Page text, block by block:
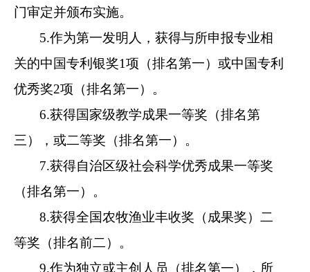
门审定并颁布实施。
5.作为第一发明人，获得与所申报专业相
关的中国专利银奖1项（排名第一）或中国专利
优秀奖2项（排名第一）。
6.获得国家级教学成果一等奖（排名第
三），或二等奖（排名第一）。
7.获得自治区级社会科学优秀成果一等奖
（排名第一）。
8.获得全国农牧渔业丰收奖（成果奖）二
等奖（排名前二）。
9.作为独立或主创人员（排名第一），所